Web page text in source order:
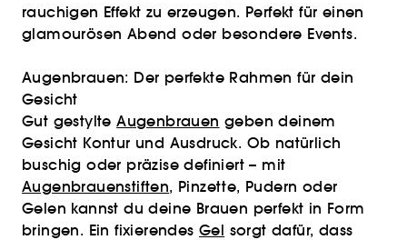
rauchigen Effekt zu erzeugen. Perfekt für einen
glamourösen Abend oder besondere Events.
Augenbrauen: Der perfekte Rahmen für dein
Gesicht
Gut gestylteAugenbrauen geben deinem
Gesicht Kontur und Ausdruck. Ob natürlich
buschig oder präzise definiert – mit
Augenbrauenstiften, Pinzette, Pudern oder
Gelen kannst du deine Brauen perfekt in Form
bringen. Ein fixierendes Gel sorgt dafür, dass